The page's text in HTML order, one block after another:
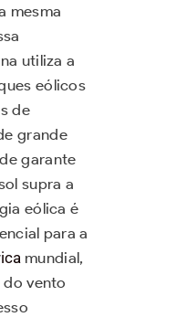
mesma
utiliza a
eólicos
de
grande
garante
supra a
eólica é
para a
mundial,
vento